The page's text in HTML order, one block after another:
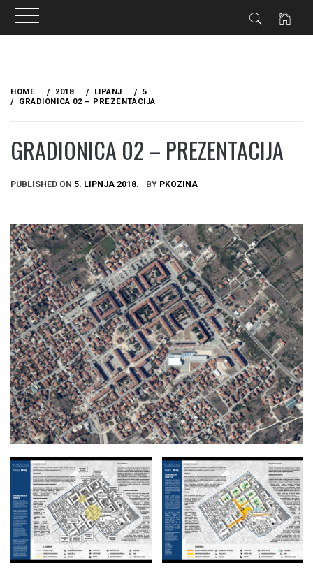
content
HOME 2018 LIPANJ
5
GRADIONICA 02 – PREZENTACIJA
GRADIONICA 02 – PREZENTACIJA
PUBLISHED ON 5. LIPNJA 2018. BY PKOZINA